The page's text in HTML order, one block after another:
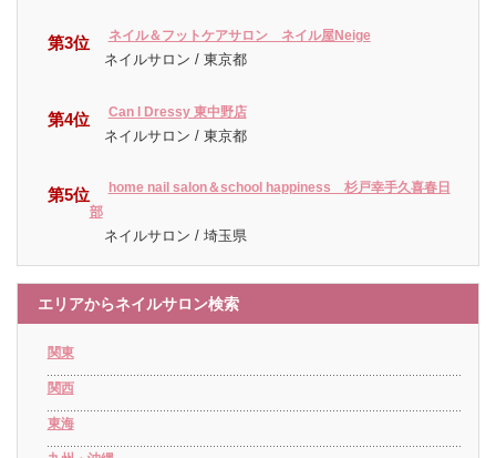
第3位 ネイル＆フットケアサロン ネイル屋Neige
ネイルサロン / 東京都
第4位 Can I Dressy 東中野店
ネイルサロン / 東京都
第5位
home nail salon＆school happiness 杉戸幸手久喜春日
部
ネイルサロン / 埼玉県
エリアからネイルサロン検索
関東
関西
東海